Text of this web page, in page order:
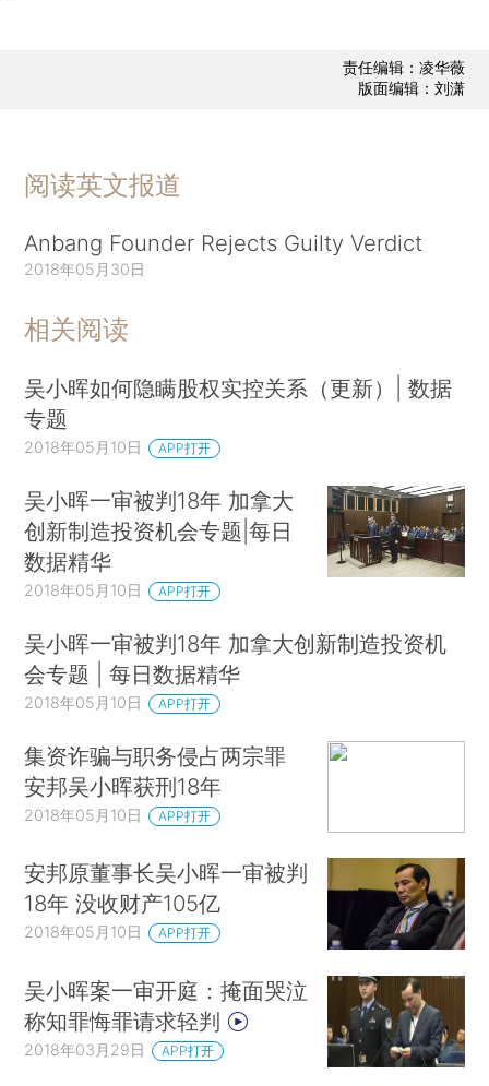
责任编辑：凌华薇
版面编辑：刘潇
阅读英文报道
Anbang Founder Rejects Guilty Verdict
2018年05月30日
相关阅读
吴小晖如何隐瞒股权实控关系（更新）| 数据
专题
2018年05月10日 APP打开
吴小晖一审被判18年 加拿大
创新制造投资机会专题|每日
数据精华
2018年05月10日 APP打开
吴小晖一审被判18年 加拿大创新制造投资机
会专题 | 每日数据精华
2018年05月10日 APP打开
集资诈骗与职务侵占两宗罪
安邦吴小晖获刑18年
2018年05月10日 APP打开
安邦原董事长吴小晖一审被判
18年 没收财产105亿
2018年05月10日 APP打开
吴小晖案一审开庭：掩面哭泣
称知罪悔罪请求轻判
2018年03月29日 APP打开